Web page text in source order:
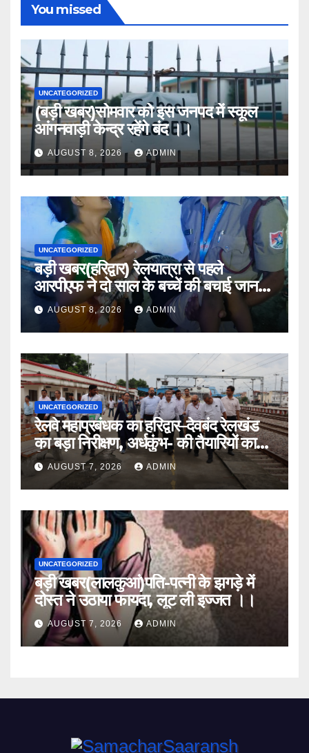
You missed
UNCATEGORIZED
(बड़ी खबर)सोमवार को इस जनपद में स्कूल
आंगनवाड़ी केन्द्र रहेंगे बंद ।।
AUGUST 8, 2026 ADMIN
UNCATEGORIZED
बड़ी खबर(हरिद्वार) रेलयात्रा से पहले
आरपीएफ ने दो साल के बच्चें की बचाई जान
।।AUGUST 8, 2026 ADMIN
UNCATEGORIZED
रेलवे महाप्रबंधक का हरिद्वार–देवबंद रेलखंड
का बड़ा निरीक्षण, अर्धकुंभ- की तैयारियों का
लिया जायजा
AUGUST 7, 2026 ADMIN
UNCATEGORIZED
बड़ी खबर(लालकुआं)पति-पत्नी के झगड़े में
दोस्त ने उठाया फायदा, लूट ली इज्जत ।।
AUGUST 7, 2026 ADMIN